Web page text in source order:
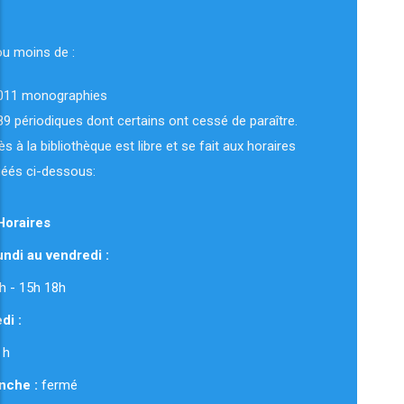
moins de :
monographies
périodiques dont certains ont cessé de paraître.
à la bibliothèque est libre et se fait aux horaires
ci-dessous:
au vendredi :
12h - 15h 18h
:
: fermé